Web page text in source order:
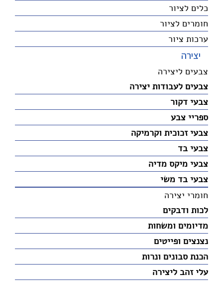
כלים לציור
חומרים לציור
ערכות ציור
יצירה
צבעים ליצירה
צבעים לעבודות יצירה
צבעי דקור
ספריי צבע
צבעי זכוכית וקרמיקה
צבעי בד
צבעי מיקס מדיה
צבעי בד משי
חומרי יצירה
לכות ודבקים
מדיומים ומשחות
נצנצים ופייטים
הכנת סבונים ונרות
עלי זהב ליצירה